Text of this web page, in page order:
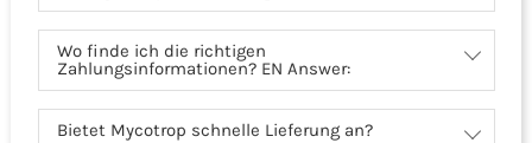
Wo finde ich die richtigen
Zahlungsinformationen? EN Answer:
Bietet Mycotrop schnelle Lieferung an?